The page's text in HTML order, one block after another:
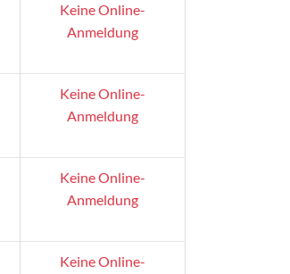
Keine Online-
Anmeldung
Keine Online-
Anmeldung
Keine Online-
Anmeldung
Keine Online-